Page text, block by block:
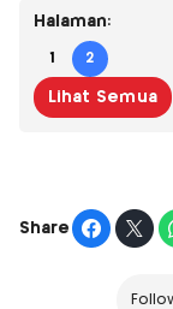
Halaman:
1 2
Lihat Semua
Share